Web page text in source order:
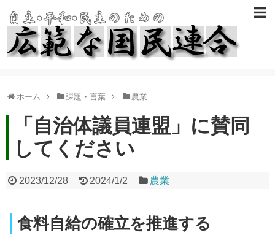
ホーム 課題・言葉 農業
「自治体議員連盟」に賛同
してください
2023/12/28 2024/1/2 農業
食料自給の確立を推進する